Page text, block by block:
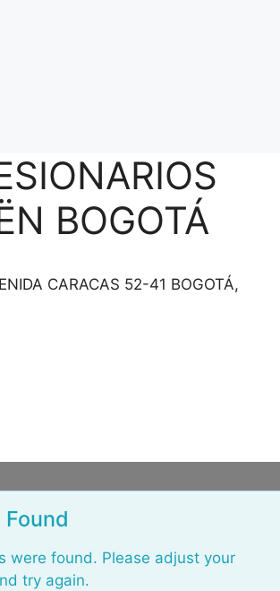
BOGOTÁ
CARACAS 52-41 BOGOTÁ,
were found. Please adjust your
try again.